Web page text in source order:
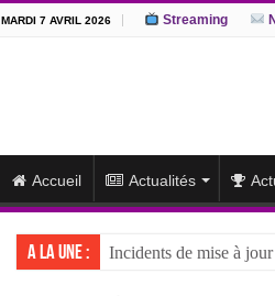
MARDI 7 AVRIL 2026 Streaming
Accueil Actualités
A la une :
Incidents de mise à